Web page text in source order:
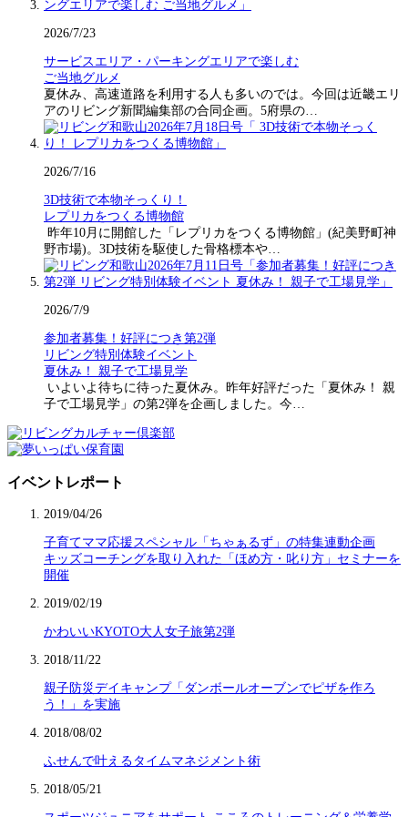
2026/7/23
サービスエリア・パーキングエリアで楽しむ
ご当地グルメ
夏休み、高速道路を利用する人も多いのでは。今回は近畿エリ
アのリビング新聞編集部の合同企画。5府県の…
2026/7/16
3D技術で本物そっくり！
レプリカをつくる博物館
昨年10月に開館した「レプリカをつくる博物館」(紀美野町神
野市場)。3D技術を駆使した骨格標本や…
2026/7/9
参加者募集！好評につき第2弾
リビング特別体験イベント
夏休み！ 親子で工場見学
いよいよ待ちに待った夏休み。昨年好評だった「夏休み！ 親
子で工場見学」の第2弾を企画しました。今…
イベントレポート
2019/04/26
子育てママ応援スペシャル「ちゃぁるず」の特集連動企画
キッズコーチングを取り入れた「ほめ方・叱り方」セミナーを
開催
2019/02/19
かわいいKYOTO大人女子旅第2弾
2018/11/22
親子防災デイキャンプ「ダンボールオーブンでピザを作ろ
う！」を実施
2018/08/02
ふせんで叶えるタイムマネジメント術
2018/05/21